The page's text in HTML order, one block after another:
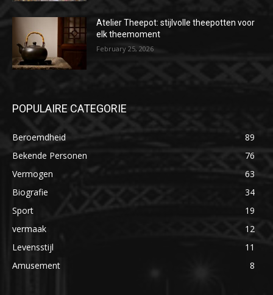
Atelier Theepot: stijlvolle theepotten voor
elk theemoment
February 25, 2026
POPULAIRE CATEGORIE
Beroemdheid
89
Bekende Personen
76
Vermogen
63
Biografie
34
Sport
19
vermaak
12
Levensstijl
11
Amusement
8